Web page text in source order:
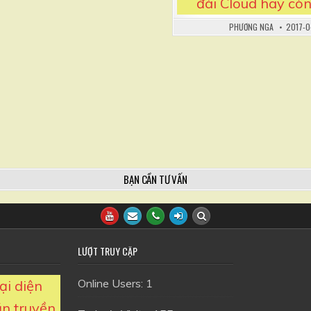
PHƯƠNG NGA 2017-
BẠN CẦN TƯ VẤN
diện
LƯỢT TRUY CẬP
Online Users: 1